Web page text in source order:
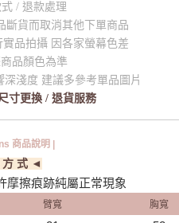
/ 退款處理
斷貨而取消其他下單商品
品拍攝 因各家螢幕色差
品顏色為準
淺度 建議多參考單品圖片
寸更換 / 退貨服務
商品說明 |
式 ◄
摩擦痕跡純屬正常現象
臂寬 胸寬